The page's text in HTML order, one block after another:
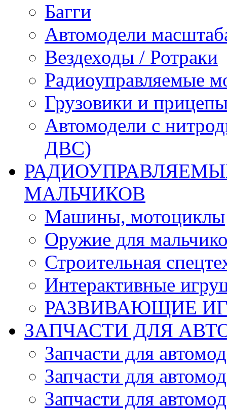
Багги
Автомодели
Вездеходы / Ротраки
Радиоуправляемые
Грузовики и
Автомодели с
ДВС)
МАЛЬЧИКОВ
Машины, мотоциклы
Оружие для
Строительная
Интерактивные
РАЗВИВАЮЩИЕ
ЗАПЧАСТИ ДЛЯ
Запчасти для
Запчасти для
Запчасти для